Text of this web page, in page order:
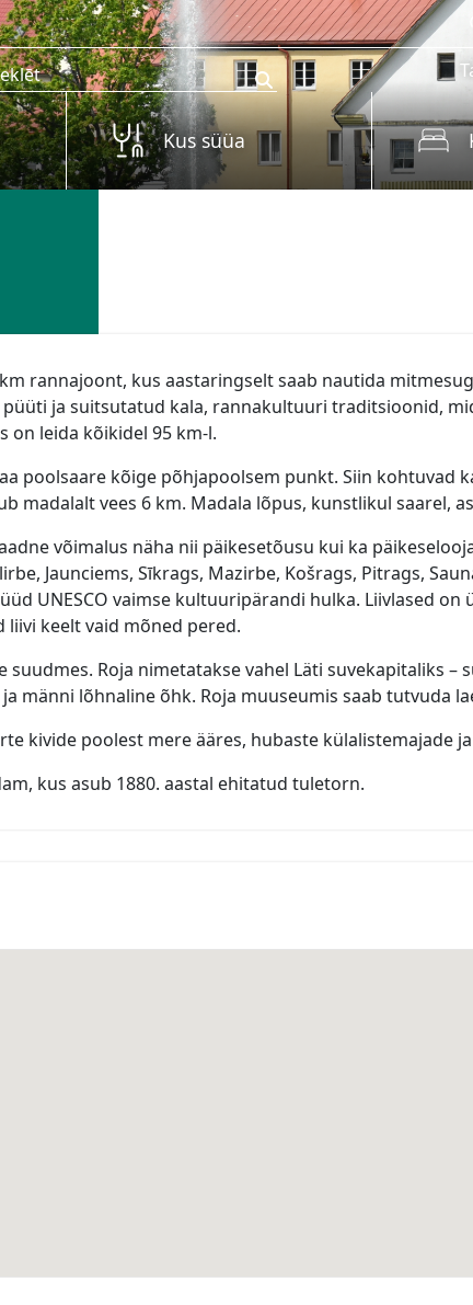
Kus süüa
rannajoont, kus aastaringselt saab nautida
ja suitsutatud kala, rannakultuuri traditsioonid,
on leida kõikidel 95 km-l.
poolsaare kõige põhjapoolsem punkt. Siin kohtuvad
madalalt vees 6 km. Madala lõpus, kunstlikul saarel,
võimalus näha nii päikesetõusu kui ka
Jaunciems, Sīkrags, Mazirbe, Košrags, Pitrags,
UNESCO vaimse kultuuripärandi hulka. Liivlased
liivi keelt vaid mõned pered.
suudmes. Roja nimetatakse vahel Läti suvekapitaliks
männi lõhnaline õhk. Roja muuseumis saab tutvuda
kivide poolest mere ääres, hubaste külalistemajade
kus asub 1880. aastal ehitatud tuletorn.